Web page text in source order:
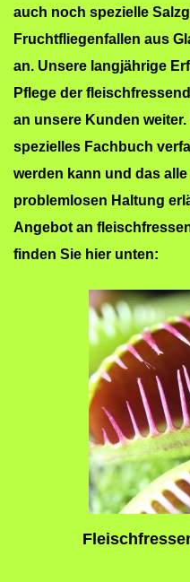
auch noch spezielle
Fruchtfliegenfallen aus
an. Unsere langjährige
Pflege der
an unsere Kunden
spezielles Fachbuch
werden kann und das
problemlosen Haltung
Angebot an
finden Sie hier unten: